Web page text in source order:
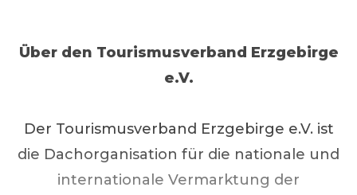
Über den Tourismusverband Erzgebirge
e.V.
Der Tourismusverband Erzgebirge e.V. ist
die Dachorganisation für die nationale und
internationale Vermarktung der